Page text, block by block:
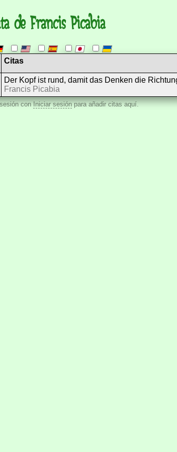
de Francis Picabia
Citas
Der Kopf ist rund, damit das Denken die
Francis Picabia
sesión conIniciar sesiónpara añadir citas aquí.